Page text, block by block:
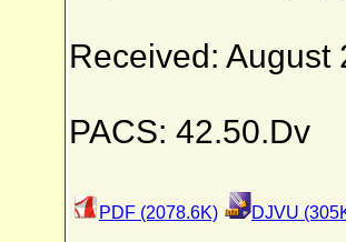
Received: August
PACS: 42.50.Dv
PDF (2078.6K) DJVU